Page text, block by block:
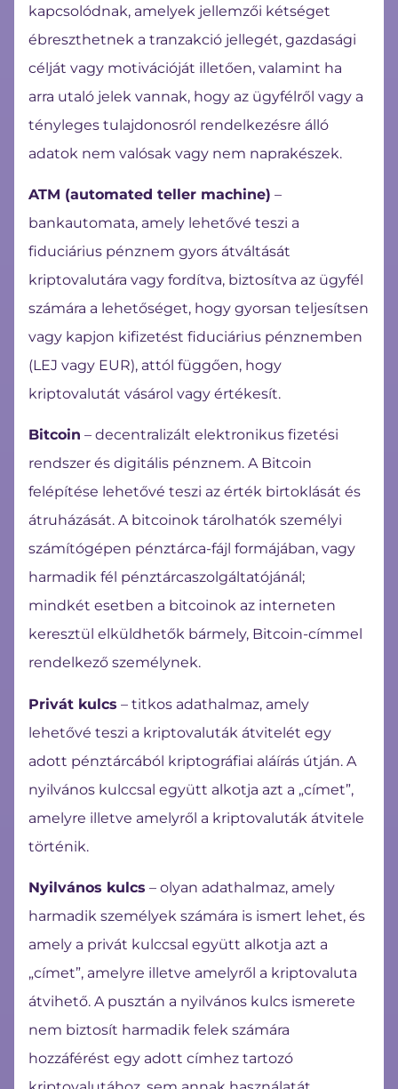
kapcsolódnak, amelyek jellemzői kétséget
ébreszthetnek a tranzakció jellegét, gazdasági
célját vagy motivációját illetően, valamint ha
arra utaló jelek vannak, hogy az ügyfélről vagy a
tényleges tulajdonosról rendelkezésre álló
adatok nem valósak vagy nem naprakészek.
ATM (automated teller machine) –
bankautomata, amely lehetővé teszi a
fiduciárius pénznem gyors átváltását
kriptovalutára vagy fordítva, biztosítva az ügyfél
számára a lehetőséget, hogy gyorsan teljesítsen
vagy kapjon kifizetést fiduciárius pénznemben
(LEJ vagy EUR), attól függően, hogy
kriptovalutát vásárol vagy értékesít.
Bitcoin – decentralizált elektronikus fizetési
rendszer és digitális pénznem. A Bitcoin
felépítése lehetővé teszi az érték birtoklását és
átruházását. A bitcoinok tárolhatók személyi
számítógépen pénztárca-fájl formájában, vagy
harmadik fél pénztárcaszolgáltatójánál;
mindkét esetben a bitcoinok az interneten
keresztül elküldhetők bármely, Bitcoin-címmel
rendelkező személynek.
Privát kulcs – titkos adathalmaz, amely
lehetővé teszi a kriptovaluták átvitelét egy
adott pénztárcából kriptográfiai aláírás útján. A
nyilvános kulccsal együtt alkotja azt a „címet”,
amelyre illetve amelyről a kriptovaluták átvitele
történik.
Nyilvános kulcs – olyan adathalmaz, amely
harmadik személyek számára is ismert lehet, és
amely a privát kulccsal együtt alkotja azt a
„címet”, amelyre illetve amelyről a kriptovaluta
átvihető. A pusztán a nyilvános kulcs ismerete
nem biztosít harmadik felek számára
hozzáférést egy adott címhez tartozó